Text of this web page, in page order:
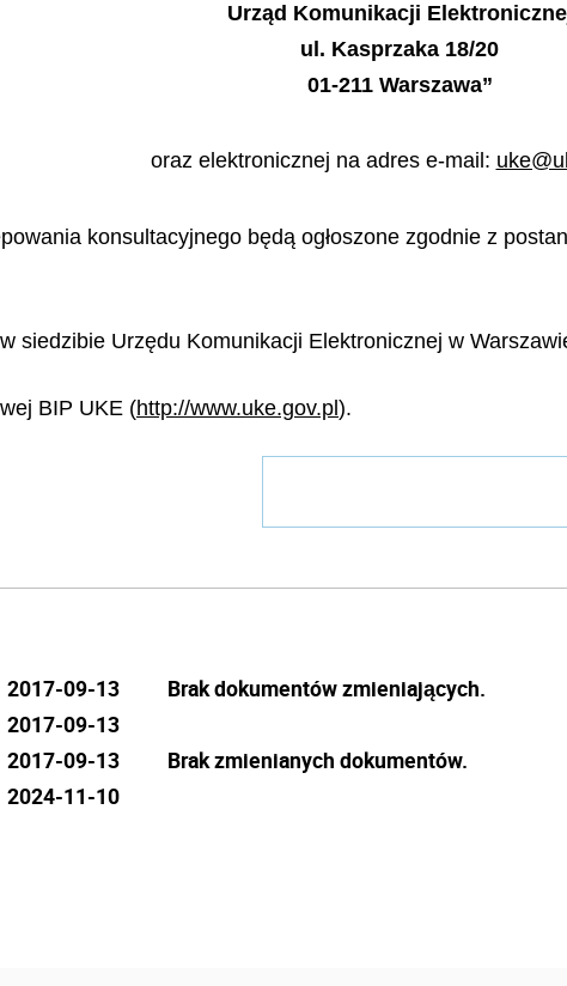
Urząd Komunikacji
ul. Kasprzaka 18/20
01-211 Warszawa”
oraz elektronicznej na adres e-mail:
konsultacyjnego będą ogłoszone zgodnie z
siedzibie Urzędu Komunikacji Elektronicznej w
BIP UKE (http://www.uke.gov.pl ).
2017-09-13
2017-09-13
2017-09-13
2024-11-10
Brak dokumentów zmieniających.
Brak zmienianych dokumentów.